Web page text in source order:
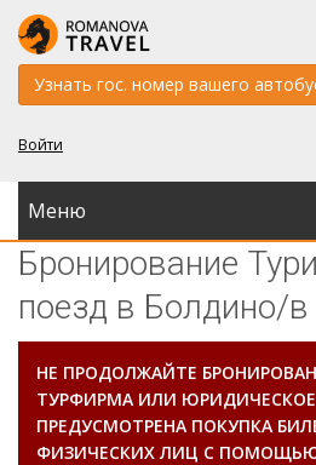
Узнать гос. номер вашего
Войти
Меню
Бронирование
поезд в Болдино/
НЕ ПРОДОЛЖАЙТЕ
ТУРФИРМА ИЛИ
ПРЕДУСМОТРЕНА ПОКУПКА
ФИЗИЧЕСКИХ ЛИЦ С ПОМОЩЬЮ